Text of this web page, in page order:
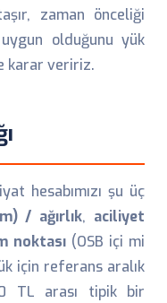
zaman önceliği
olduğunu yük
karar veririz.
hesabımızı şu üç
/ ağırlık, aciliyet
noktası(OSB içi mi
için referans aralık
TL arası tipik bir